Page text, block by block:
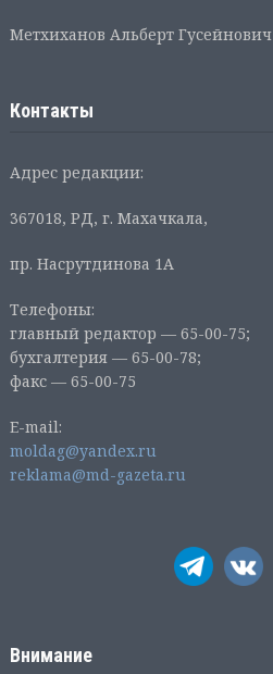
Метхиханов Альберт Гусейнович
Контакты
Адрес редакции:
367018, РД, г. Махачкала,
пр. Насрутдинова 1А
Телефоны:
главный редактор — 65-00-75;
бухгалтерия — 65-00-78;
факс — 65-00-75
E-mail:
moldag@yandex.ru
reklama@md-gazeta.ru
Внимание